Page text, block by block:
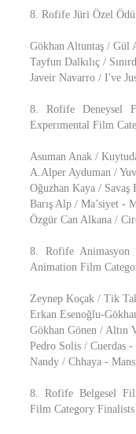
8. Rofife Jüri Özel
Gökhan Altuntaş / Gül
Tayfun Dalkılıç /
Javeir Navarro / I've
8. Rofife Deneysel
Experımental Film
Asuman Anak /
A.Alper Ayduman /
Oğuzhan Kaya /
Barış Alp / Ma’siyet -
Özgür Can Alkana /
8. Rofife
Animation Film
Zeynep Koçak / Tik
Erkan Esenoğlu-
Gökhan Gönen / Altın
Pedro Solis / Cuerdas
Nandy / Chhaya -
8. Rofife Belgesel
Film Category Finalists